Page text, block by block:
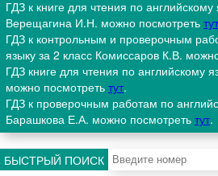
ГДЗ к книге для чтения по английскому
Верещагина И.Н. можно посмотреть тут
ГДЗ к контрольным и проверочным
языку за 2 класс Комиссаров К.В.
ГДЗ книге для чтения по английскому
можно посмотреть тут.
ГДЗ к проверочным работам по
Барашкова Е.А. можно посмотреть тут.
БЫСТРЫЙ ПОИСК